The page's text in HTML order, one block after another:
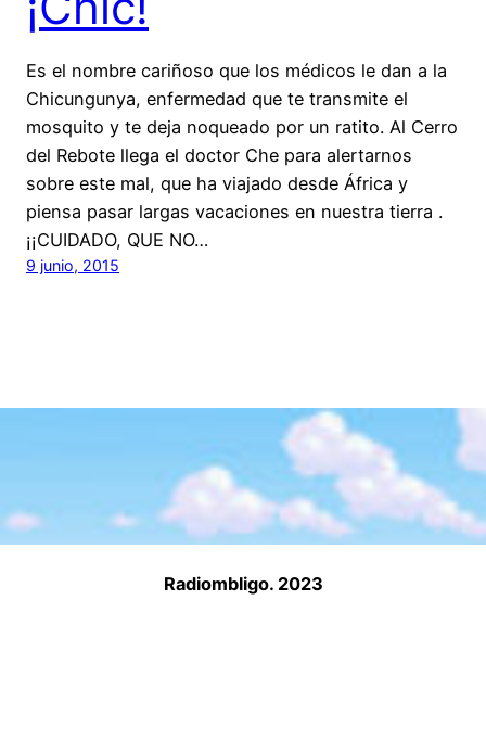
Es el nombre cariñoso que los médicos le dan a la
Chicungunya, enfermedad que te transmite el
mosquito y te deja noqueado por un ratito. Al Cerro
del Rebote llega el doctor Che para alertarnos
sobre este mal, que ha viajado desde África y
piensa pasar largas vacaciones en nuestra tierra .
¡¡CUIDADO, QUE NO…
9 junio, 2015
Radiombligo. 2023